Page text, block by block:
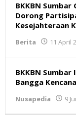
BKKBN Sumbar
Dorong
Kesejahteraan
Berita 11 April
BKKBN
Bangga
Nusapedia 9